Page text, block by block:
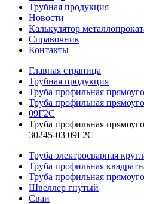
Трубная продукция
Новости
Калькулятор
Справочник
Контакты
Главная страница
Трубная продукция
Труба профильная
Труба профильная
09Г2С
Труба профильная
30245-03 09Г2С
Труба электросварная
Труба профильная
Труба профильная
Швеллер гнутый
Сваи